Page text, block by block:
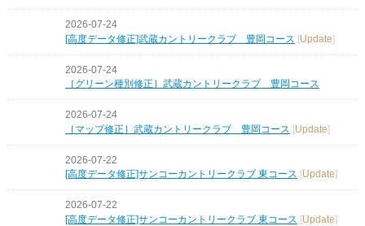
2026-07-24
[高度データ修正]武蔵カントリークラブ 豊岡コース [Update]
2026-07-24
［グリーン種別修正］武蔵カントリークラブ 豊岡コース
2026-07-24
［マップ修正］武蔵カントリークラブ 豊岡コース [Update]
2026-07-22
[高度データ修正]サンコーカントリークラブ 東コース [Update]
2026-07-22
[高度データ修正]サンコーカントリークラブ 東コース [Update]